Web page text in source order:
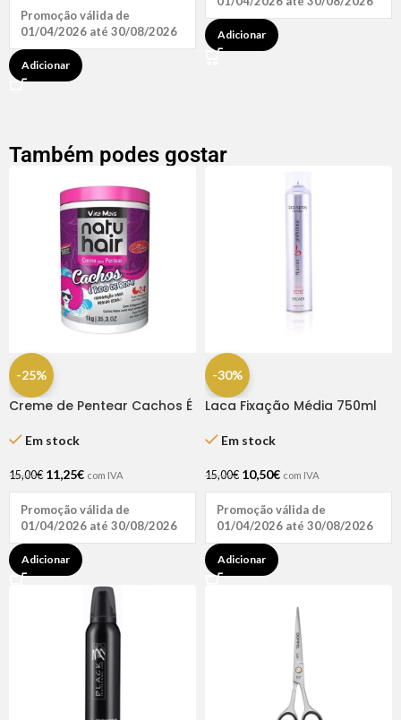
Promoção válida de
01/04/2026 até 30/08/2026
Adicionar
Adicionar
Também podes gostar
-25%
Creme de Pentear Cachos É
HairEm stock
15,00€ 11,25€ com IVA
Promoção válida de
01/04/2026 até 30/08/2026
Adicionar
-30%
Laca Fixação Média 750ml
Em stock
15,00€ 10,50€ com IVA
Promoção válida de
01/04/2026 até 30/08/2026
Adicionar